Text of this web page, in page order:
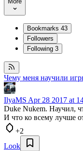
Bookmarks 43
Followers
Following 3
Чему меня научили
IlyaMS Apr 28 2017 at
Duke Nukem. Научил,
И что ко всему лучше
+2
Look